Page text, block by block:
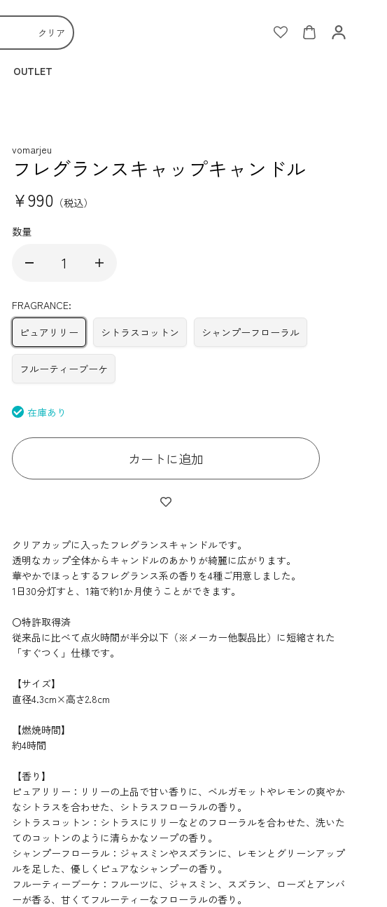
クリア
OUTLET
vomarjeu
フレグランスキャップキャンドル
¥990 （税込）
数量
FRAGRANCE:
ピュアリリー
シトラスコットン シャンプーフローラル
フルーティーブーケ
在庫あり
カートに追加
クリアカップに入ったフレグランスキャンドルです。
透明なカップ全体からキャンドルのあかりが綺麗に広がります。
華やかでほっとするフレグランス系の香りを4種ご用意しました。
1日30分灯すと、1箱で約1か月使うことができます。
〇特許取得済
従来品に比べて点火時間が半分以下（※ メーカー他製品比）に短縮された
「すぐつく」仕様です。
【サイズ】
直径4.3cm×高さ2.8cm
【燃焼時間】
約4時間
【香り】
ピュアリリー：リリーの上品で甘い香りに、ベルガモットやレモンの爽やか
なシトラスを合わせた、シトラスフローラルの香り。
シトラスコットン： シトラスにリリーなどのフローラルを合わせた、洗いた
てのコットンのように清らかなソープの香り。
シャンプーフローラル： ジャスミンやスズランに、レモンとグリーンアップ
ルを足した、優しくピュアなシャンプーの香り。
フルーティーブーケ： フルーツに、ジャスミン、スズラン、ローズとアンバ
ーが香る、甘くてフルーティーなフローラルの香り。